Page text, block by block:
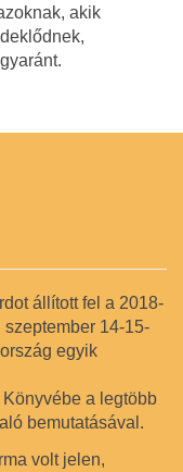
akik
állított fel a 2018-
14-15-
egyik
a legtöbb
bemutatásával.
volt jelen,